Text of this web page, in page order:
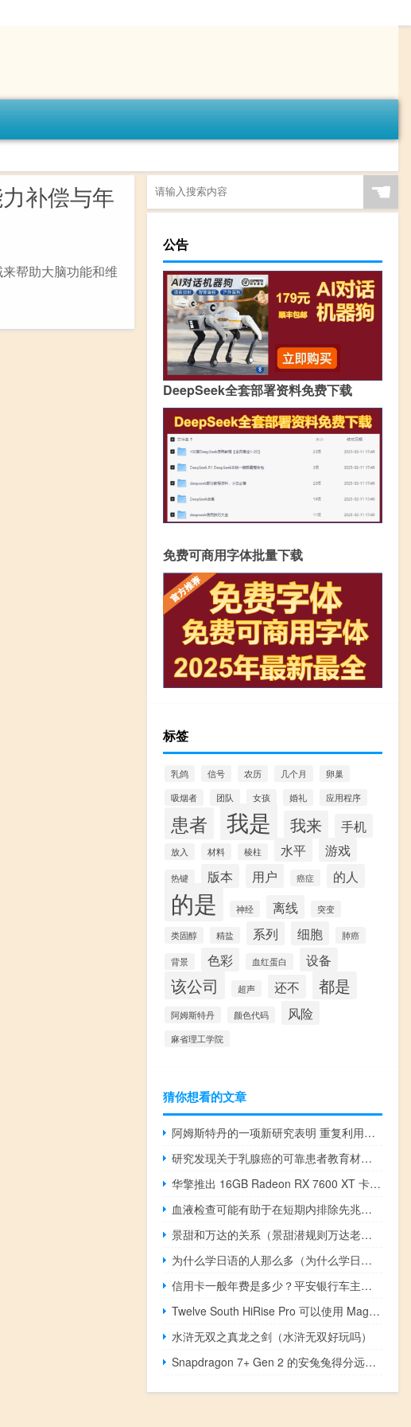
补偿与年
帮助大脑功能和维
☚
公告
DeepSeek全套部署资料免费下载
免费可商用字体批量下载
标签
乳鸽 信号 农历 几个月
卵巢
吸烟者
团队 女孩 婚礼 应用程序
患者 我是 我来 手机
放入 材料 棱柱 水平 游戏
热键 版本 用户 癌症 的人
的是 神经 离线 突变
类固醇 精盐 系列 细胞 肺癌
背景 色彩 血红蛋白 设备
该公司 超声 还不 都是
阿姆斯特丹 颜色代码 风险
麻省理工学院
猜你想看的文章
阿姆斯特丹的一项新研究表明 重复利用建筑材料的最佳系统包括本地存储
研究发现关于乳腺癌的可靠患者教育材料很难获得
华擎推出 16GB Radeon RX 7600 XT 卡 GPU 时钟频率高达 2810 MHz
血液检查可能有助于在短期内排除先兆子痫
景甜和万达的关系（景甜潜规则万达老总）
为什么学日语的人那么多（为什么学日语）
信用卡一般年费是多少？平安银行车主卡划算不？
Twelve South HiRise Pro 可以使用 MagSafe puck 为您的 iPhone 充电
水浒无双之真龙之剑（水浒无双好玩吗）
Snapdragon 7+ Gen 2 的安兔兔得分远高于其前身